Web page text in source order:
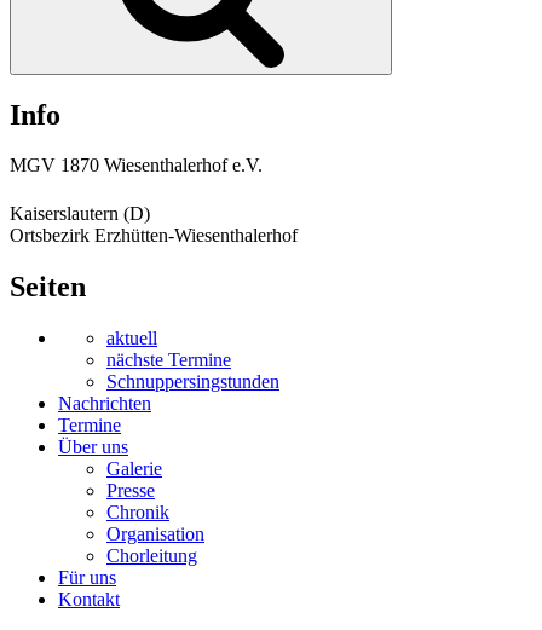
Info
MGV 1870 Wiesenthalerhof e.V.
Kaiserslautern (D)
Ortsbezirk Erzhütten-Wiesenthalerhof
Seiten
aktuell
nächste Termine
Schnuppersingstunden
Nachrichten
Termine
Über uns
Galerie
Presse
Chronik
Organisation
Chorleitung
Für uns
Kontakt